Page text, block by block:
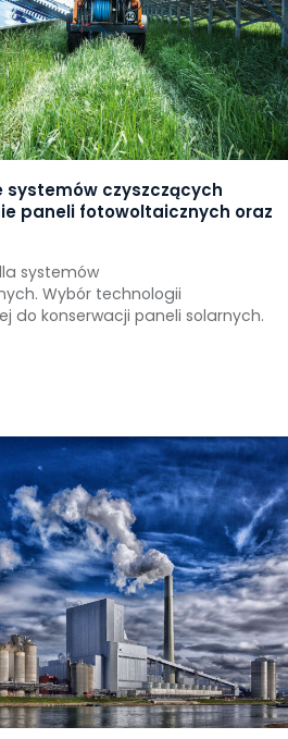
systemów czyszczących
paneli fotowoltaicznych oraz
systemów
Wybór technologii
do konserwacji paneli solarnych.